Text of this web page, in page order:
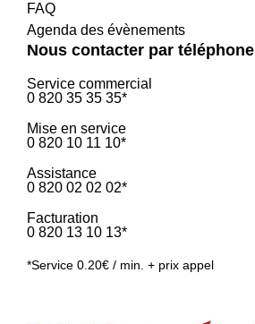
FAQ
Agenda des évènements
Nous contacter par téléphone
Service commercial
0 820 35 35 35*
Mise en service
0 820 10 11 10*
Assistance
0 820 02 02 02*
Facturation
0 820 13 10 13*
*Service 0.20€ / min. + prix appel